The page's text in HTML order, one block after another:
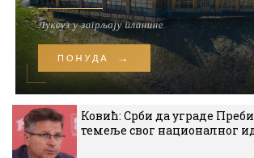
Ковић: Срби да уграде
темеље свог националног